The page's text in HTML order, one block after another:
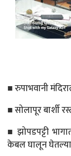
■ रुपाभवानी
■ सोलापूर बार्शी
■ झोपडपट्टी
केबल घालून